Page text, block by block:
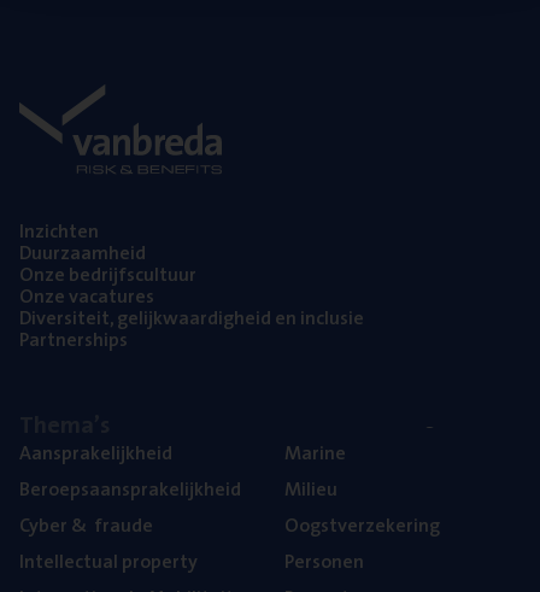
Inzich­ten
Duur­zaam­heid
Onze bedrijfs­cul­tuur
Onze vaca­tu­res
Diver­si­teit, gelijk­waar­dig­heid en inclusie
Part­ner­ships
Aan­spra­ke­lijk­heid
Beroeps­aan­spra­ke­lijk­heid
Cyber& fraude
Intel­lec­tu­al property
Mari­ne
Mili­eu
Oogst­ver­ze­ke­ring
Per­so­nen